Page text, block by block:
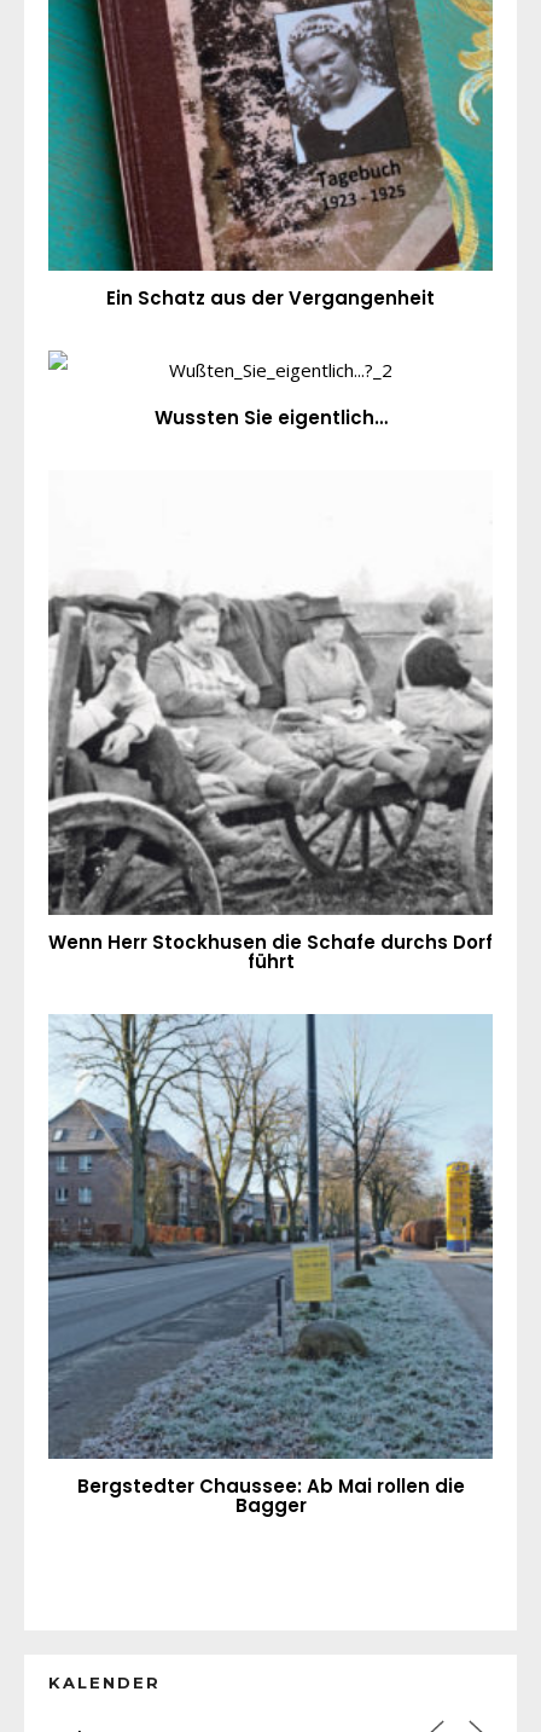
Ein Schatz aus der Vergangenheit
Wussten Sie eigentlich…
Wenn Herr Stockhusen die Schafe durchs Dorf
führt
Bergstedter Chaussee: Ab Mai rollen die
Bagger
KALENDER